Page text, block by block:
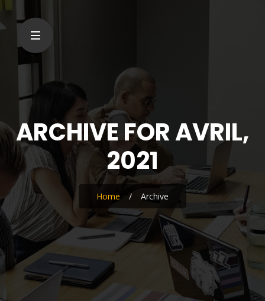
ARCHIVE FOR AVRIL,
2021
Home / Archive